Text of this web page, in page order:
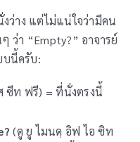
ว่าง แต่ไม่แน่ใจว่ามีคน
ว่า “Empty?” อาจารย์
บนี้ครับ:
ซีท ฟรี) = ที่นั่งตรงนี้
(ดู ยู ไมนดฺ อิฟ ไอ ซิท